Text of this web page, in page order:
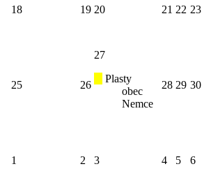
18 19 20 21 22 23
25 26
27
Plasty
obec
Nemce
28 29 30
1 2 3 4 5 6